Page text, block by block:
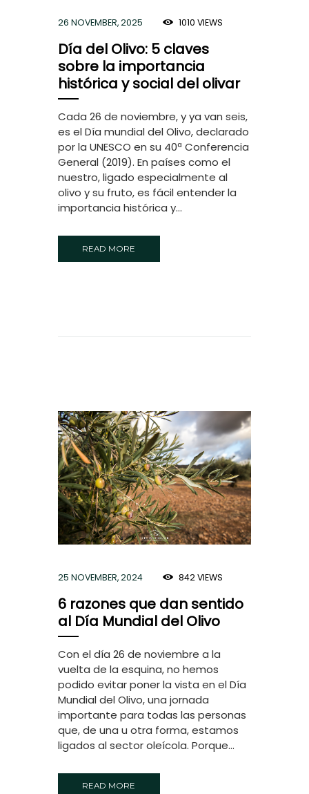
26 NOVEMBER, 2025 1010 VIEWS
Día del Olivo: 5 claves
sobre la importancia
histórica y social del olivar
Cada 26 de noviembre, y ya van seis,
es el Día mundial del Olivo, declarado
por la UNESCO en su 40ª Conferencia
General (2019). En países como el
nuestro, ligado especialmente al
olivo y su fruto, es fácil entender la
importancia histórica y...
READ MORE
25 NOVEMBER, 2024 842VIEWS
6 razones que dan sentido
al Día Mundial del Olivo
Con el día 26 de noviembre a la
vuelta de la esquina, no hemos
podido evitar poner la vista en el Día
Mundial del Olivo, una jornada
importante para todas las personas
que, de una u otra forma, estamos
ligados al sector oleícola. Porque...
READ MORE